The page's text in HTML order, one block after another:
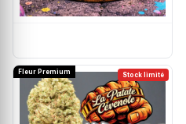
Stock limité
Fleur Premium